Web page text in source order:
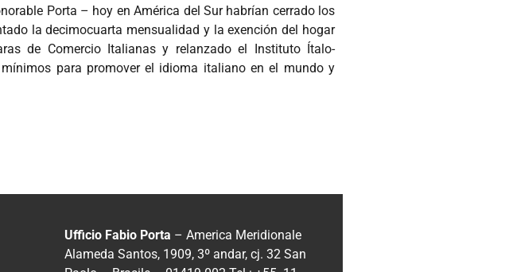
Porta – hoy en América del Sur habrían cerrado los
la decimocuarta mensualidad y la exención del hogar
de Comercio Italianas y relanzado el Instituto Ítalo-
para promover el idioma italiano en el mundo y
Ufficio Fabio Porta – America Meridionale
Alameda Santos, 1909, 3º andar, cj. 32 San